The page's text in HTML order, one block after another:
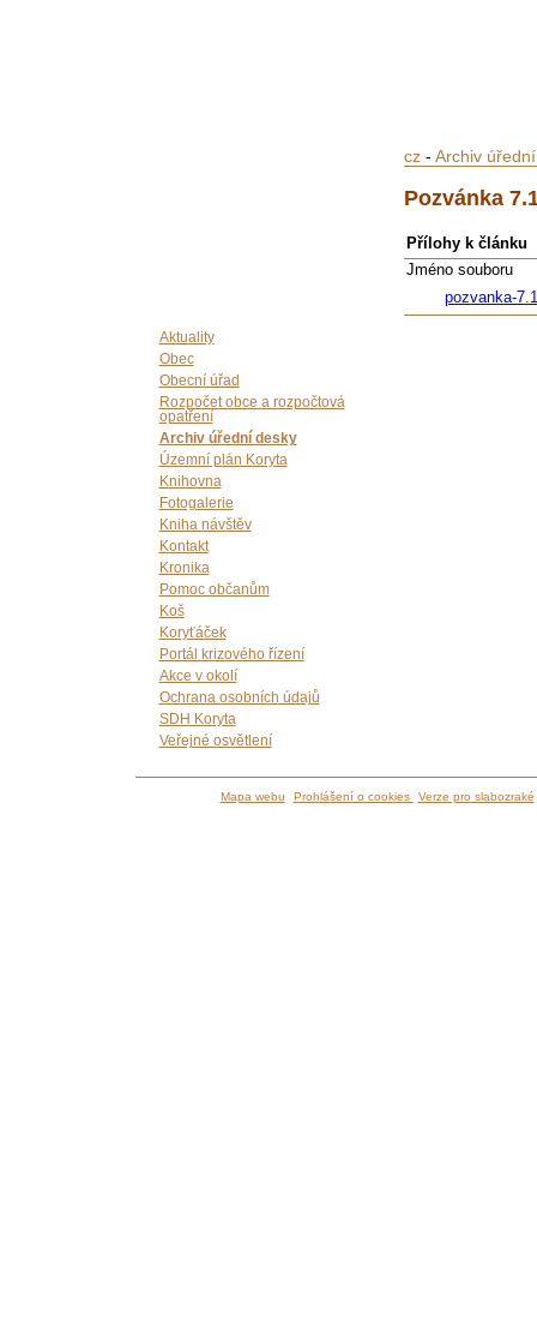
Aktuality
Obec
Obecní úřad
Rozpočet obce a rozpočtová
opatření
Archiv úřední desky
Územní plán Koryta
Knihovna
Fotogalerie
Kniha návštěv
Kontakt
Kronika
Pomoc občanům
Koš
Koryťáček
Portál krizového řízení
Akce v okolí
Ochrana osobních údajů
SDH Koryta
Veřejné osvětlení
cz- Archiv
Pozvánka
Přílohy k článku
Jméno souboru
pozvanka-
Mapa webu Prohlášení o cookies Verze pro slabozraké